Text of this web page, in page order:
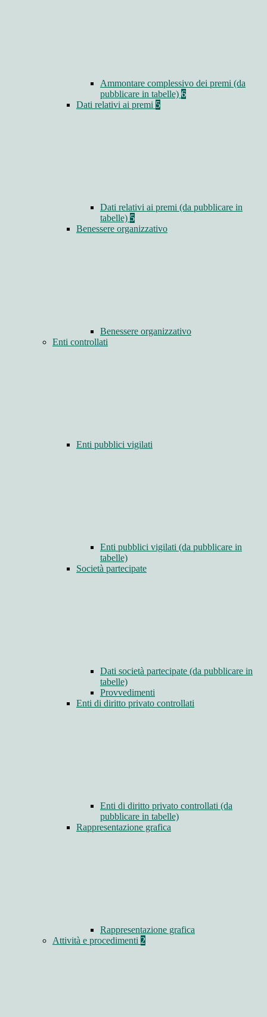
Ammontare complessivo dei premi (da
pubblicare in tabelle) 6
Dati relativi ai premi 5
Dati relativi ai premi (da pubblicare in
tabelle) 5
Benessere organizzativo
Benessere organizzativo
Enti controllati
Enti pubblici vigilati
Enti pubblici vigilati (da pubblicare in
tabelle)
Società partecipate
Dati società partecipate (da pubblicare in
tabelle)
Provvedimenti
Enti di diritto privato controllati
Enti di diritto privato controllati (da
pubblicare in tabelle)
Rappresentazione grafica
Rappresentazione grafica
Attività e procedimenti 2